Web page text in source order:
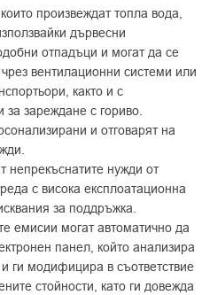
произвеждат топла вода,
дървесни
отпадъци и могат да се
вентилационни системи или
както и с
зареждане с гориво.
и отговарят на
непрекъснатите нужди от
с висока експлоатационна
за поддръжка.
емисии могат автоматично да
панел, който анализира
и ги модифицира в съответствие
стойности, като ги довежда